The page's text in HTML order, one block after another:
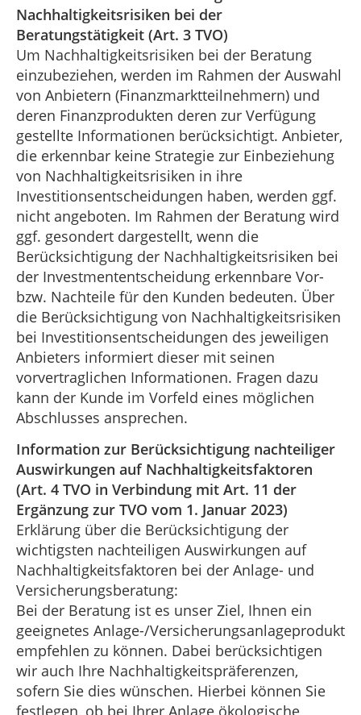
Nachhaltigkeitsrisiken bei der
Beratungstätigkeit (Art. 3 TVO)
Um Nachhaltigkeitsrisiken bei der Beratung
einzubeziehen, werden im Rahmen der Auswahl
von Anbietern (Finanzmarktteilnehmern) und
deren Finanzprodukten deren zur Verfügung
gestellte Informationen berücksichtigt. Anbieter,
die erkennbar keine Strategie zur Einbeziehung
von Nachhaltigkeitsrisiken in ihre
Investitionsentscheidungen haben, werden ggf.
nicht angeboten. Im Rahmen der Beratung wird
ggf. gesondert dargestellt, wenn die
Berücksichtigung der Nachhaltigkeitsrisiken bei
der Investmententscheidung erkennbare Vor-
bzw. Nachteile für den Kunden bedeuten. Über
die Berücksichtigung von Nachhaltigkeitsrisiken
bei Investitionsentscheidungen des jeweiligen
Anbieters informiert dieser mit seinen
vorvertraglichen Informationen. Fragen dazu
kann der Kunde im Vorfeld eines möglichen
Abschlusses ansprechen.
Information zur Berücksichtigung nachteiliger
Auswirkungen auf Nachhaltigkeitsfaktoren
(Art. 4 TVO in Verbindung mit Art. 11 der
Ergänzung zur TVO vom 1. Januar 2023)
Erklärung über die Berücksichtigung der
wichtigsten nachteiligen Auswirkungen auf
Nachhaltigkeitsfaktoren bei der Anlage- und
Versicherungsberatung:
Bei der Beratung ist es unser Ziel, Ihnen ein
geeignetes Anlage-/Versicherungsanlageprodukt
empfehlen zu können. Dabei berücksichtigen
wir auch Ihre Nachhaltigkeitspräferenzen,
sofern Sie dies wünschen. Hierbei können Sie
festlegen, ob bei Ihrer Anlage ökologische